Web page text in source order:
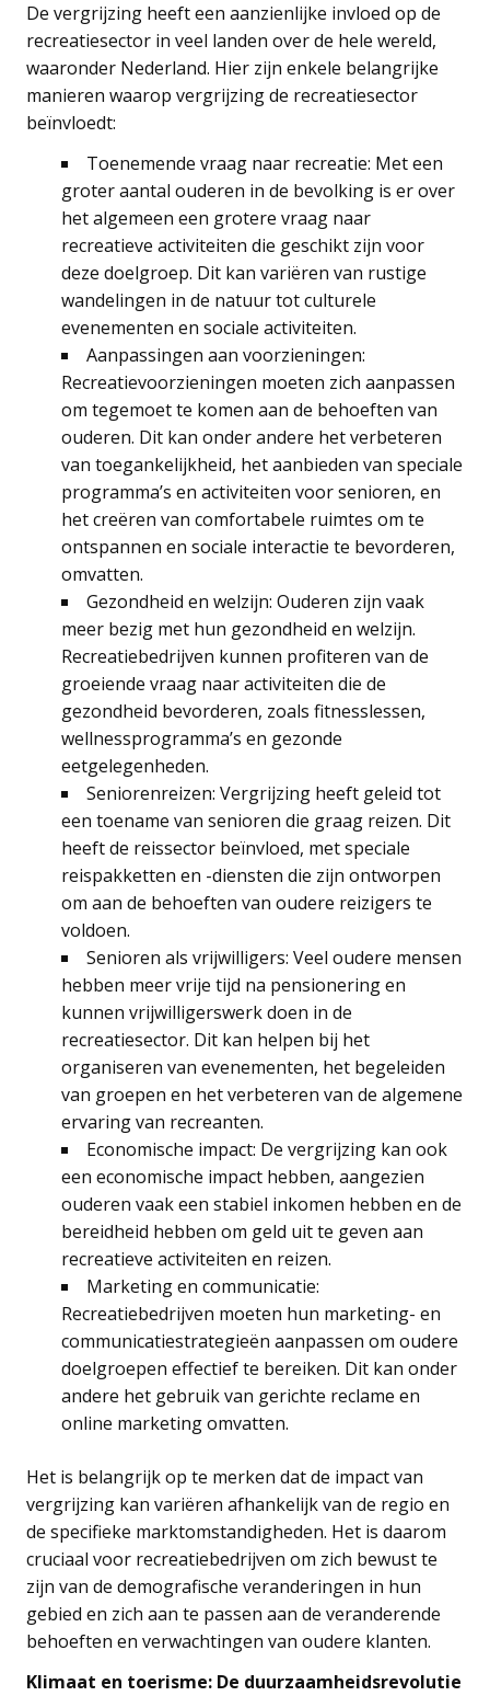
De vergrijzing heeft een aanzienlijke invloed op de
recreatiesector in veel landen over de hele wereld,
waaronder Nederland. Hier zijn enkele belangrijke
manieren waarop vergrijzing de recreatiesector
beïnvloedt:
Toenemende vraag naar recreatie: Met een
groter aantal ouderen in de bevolking is er over
het algemeen een grotere vraag naar
recreatieve activiteiten die geschikt zijn voor
deze doelgroep. Dit kan variëren van rustige
wandelingen in de natuur tot culturele
evenementen en sociale activiteiten.
Aanpassingen aan voorzieningen:
Recreatievoorzieningen moeten zich aanpassen
om tegemoet te komen aan de behoeften van
ouderen. Dit kan onder andere het verbeteren
van toegankelijkheid, het aanbieden van speciale
programma’s en activiteiten voor senioren, en
het creëren van comfortabele ruimtes om te
ontspannen en sociale interactie te bevorderen,
omvatten.
Gezondheid en welzijn: Ouderen zijn vaak
meer bezig met hun gezondheid en welzijn.
Recreatiebedrijven kunnen profiteren van de
groeiende vraag naar activiteiten die de
gezondheid bevorderen, zoals fitnesslessen,
wellnessprogramma’s en gezonde
eetgelegenheden.
Seniorenreizen: Vergrijzing heeft geleid tot
een toename van senioren die graag reizen. Dit
heeft de reissector beïnvloed, met speciale
reispakketten en -diensten die zijn ontworpen
om aan de behoeften van oudere reizigers te
voldoen.
Senioren als vrijwilligers: Veel oudere mensen
hebben meer vrije tijd na pensionering en
kunnen vrijwilligerswerk doen in de
recreatiesector. Dit kan helpen bij het
organiseren van evenementen, het begeleiden
van groepen en het verbeteren van de algemene
ervaring van recreanten.
Economische impact: De vergrijzing kan ook
een economische impact hebben, aangezien
ouderen vaak een stabiel inkomen hebben en de
bereidheid hebben om geld uit te geven aan
recreatieve activiteiten en reizen.
Marketing en communicatie:
Recreatiebedrijven moeten hun marketing- en
communicatiestrategieën aanpassen om oudere
doelgroepen effectief te bereiken. Dit kan onder
andere het gebruik van gerichte reclame en
online marketing omvatten.
Het is belangrijk op te merken dat de impact van
vergrijzing kan variëren afhankelijk van de regio en
de specifieke marktomstandigheden. Het is daarom
cruciaal voor recreatiebedrijven om zich bewust te
zijn van de demografische veranderingen in hun
gebied en zich aan te passen aan de veranderende
behoeften en verwachtingen van oudere klanten.
Klimaat en toerisme: De duurzaamheidsrevolutie